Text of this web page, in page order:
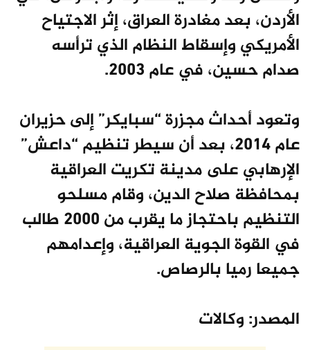
الأردن، بعد مغادرة العراق، إثر الاجتياح
الأمريكي وإسقاط النظام الذي ترأسه
صدام حسين، في عام 2003.
وتعود أحداث مجزرة “سبايكر” إلى حزيران
عام 2014، بعد أن سيطر تنظيم “داعش”
الإرهابي على مدينة تكريت العراقية
بمحافظة صلاح الدين، وقام مسلحو
التنظيم باحتجاز ما يقرب من 2000 طالب
في القوة الجوية العراقية، وإعدامهم
جميعا رميا بالرصاص.
المصدر: وكالات